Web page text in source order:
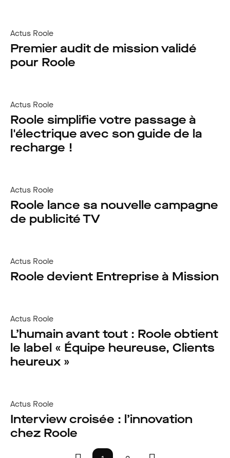
Actus Roole
Premier audit de mission validé
pour Roole
Actus Roole
Roole simplifie votre passage à
l'électrique avec son guide de la
recharge !
Actus Roole
Roole lance sa nouvelle campagne
de publicité TV
Actus Roole
Roole devient Entreprise à Mission
Actus Roole
L’humain avant tout : Roole obtient
le label « Équipe heureuse, Clients
heureux »
Actus Roole
Interview croisée : l’innovation
chez Roole